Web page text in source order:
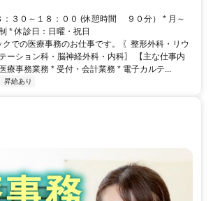
：３０～１８：００ (休憩時間 ９０分） * 月～
* 休診日：日曜・祝日
での医療事務のお仕事です。 〖整形外科・リウ
ーション科・脳神経外科・内科〗 【主な仕事内
療事務業務 * 受付・会計業務 * 電子カルテ...
昇給あり